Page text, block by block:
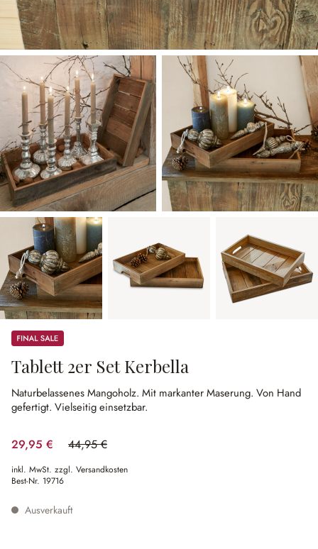
Sale
Tablett 2er Set Kerbella
Naturbelassenes Mangoholz. Mit markanter Maserung. Von Hand
gefertigt. Vielseitig einsetzbar.
29,95 € 44,95 €
(33.37% gespart)
inkl. MwSt. zzgl. Versandkosten
Best-Nr. 19716
Ausverkauft